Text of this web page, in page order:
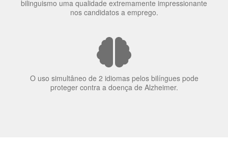
70% dos recrutadores de emprego consideram o
bilinguismo uma qualidade extremamente impressionante
nos candidatos a emprego.